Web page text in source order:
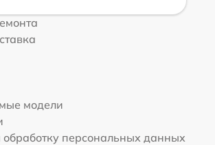
модели
обработку персональных данных